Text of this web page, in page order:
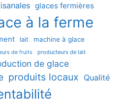
glaces fermières
à la ferme
lait machine à glace
de fruits producteurs de lait
de glace
produits locaux Qualité